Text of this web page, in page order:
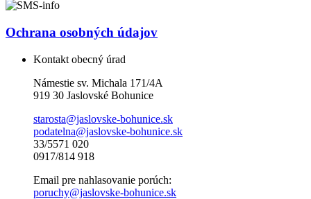
Ochrana osobných údajov
Kontakt obecný úrad
Námestie sv. Michala 171/4A
919 30 Jaslovské Bohunice
starosta@jaslovske-bohunice.sk
podatelna@jaslovske-bohunice.sk
33/5571 020
0917/814 918
Email pre nahlasovanie porúch:
poruchy@jaslovske-bohunice.sk